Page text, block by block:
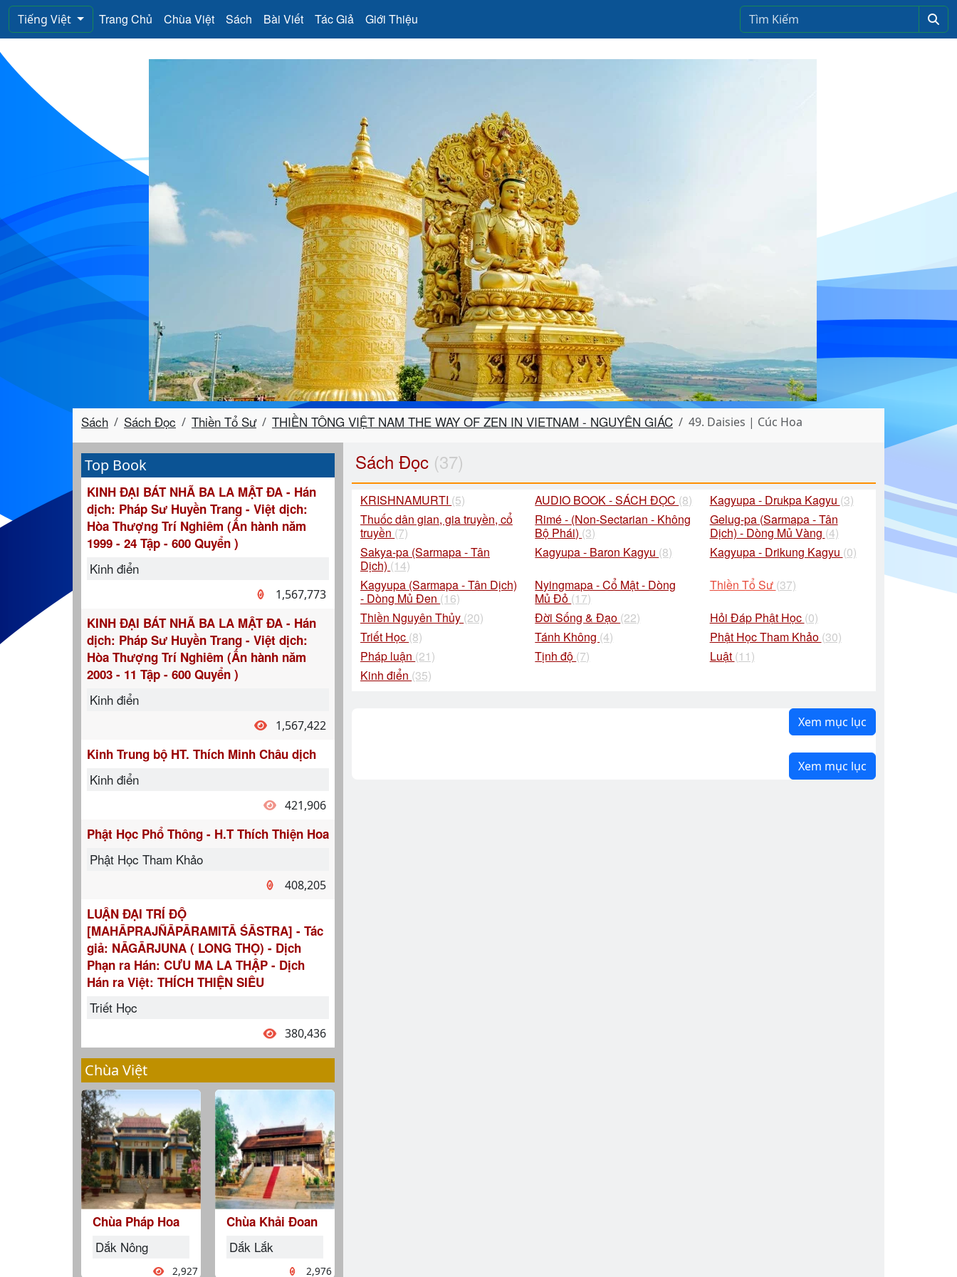
Tiếng Việt Trang Chủ Chùa Việt Sách Bài Viết Tác Giả Giới Thiệu
Sách Sách Đọc Thiền Tổ Sư THIỀN TÔNG VIỆT NAM THE WAY OF ZEN IN VIETNAM - NGUYÊN GIÁC 49. Daisies | Cúc Hoa
Top Book
KINH ĐẠI BÁT NHÃ BA LA MẬT ĐA - Hán
dịch: Pháp Sư Huyền Trang - Việt dịch:
Hòa Thượng Trí Nghiêm (Ấn hành năm
1999 - 24 Tập - 600 Quyển )
Kinh điển
1,567,773
KINH ĐẠI BÁT NHÃ BA LA MẬT ĐA - Hán
dịch: Pháp Sư Huyền Trang - Việt dịch:
Hòa Thượng Trí Nghiêm (Ấn hành năm
2003 - 11 Tập - 600 Quyển )
Kinh điển
1,567,422
Kinh Trung bộ HT. Thích Minh Châu dịch
Kinh điển
421,906
Phật Học Phổ Thông - H.T Thích Thiện Hoa
Phật Học Tham Khảo
408,205
LUẬN ĐẠI TRÍ ĐỘ
[MAHĀPRAJÑĀPĀRAMITĀ ŚĀSTRA] - Tác
giả: NĀGĀRJUNA ( LONG THỌ) - Dịch
Phạn ra Hán: CƯU MA LA THẬP - Dịch
Hán ra Việt: THÍCH THIỆN SIÊU
Triết Học
380,436
Chùa Việt
Chùa Pháp Hoa
Dắk Nông
2,927
Chùa Khải Đoan
Dắk Lắk
2,976
Sách Đọc (37)
KRISHNAMURTI (5) AUDIO BOOK - SÁCH ĐỌC (8) Kagyupa - Drukpa Kagyu (3)
Thuốc dân gian, gia truyền, cổ
truyền (7)
Rimé - (Non-Sectarian - Không
Bộ Phái) (3)
Gelug-pa (Sarmapa - Tân
Dịch) - Dòng Mủ Vàng (4)
Sakya-pa (Sarmapa - Tân
Dịch) (14)
Kagyupa - Baron Kagyu (8) Kagyupa - Drikung Kagyu (0)
Kagyupa (Sarmapa - Tân Dịch)
- Dòng Mủ Đen (16)
Nyingmapa - Cổ Mật - Dòng
Mủ Đỏ (17)
Thiền Tổ Sư (37)
Thiền Nguyên Thủy (20) Đời Sống & Đạo (22) Hỏi Đáp Phật Học (0)
Triết Học (8) Tánh Không (4) Phật Học Tham Khảo (30)
Pháp luận (21) Tịnh độ (7) Luật (11)
Kinh điển (35)
Xem mục lục
Xem mục lục